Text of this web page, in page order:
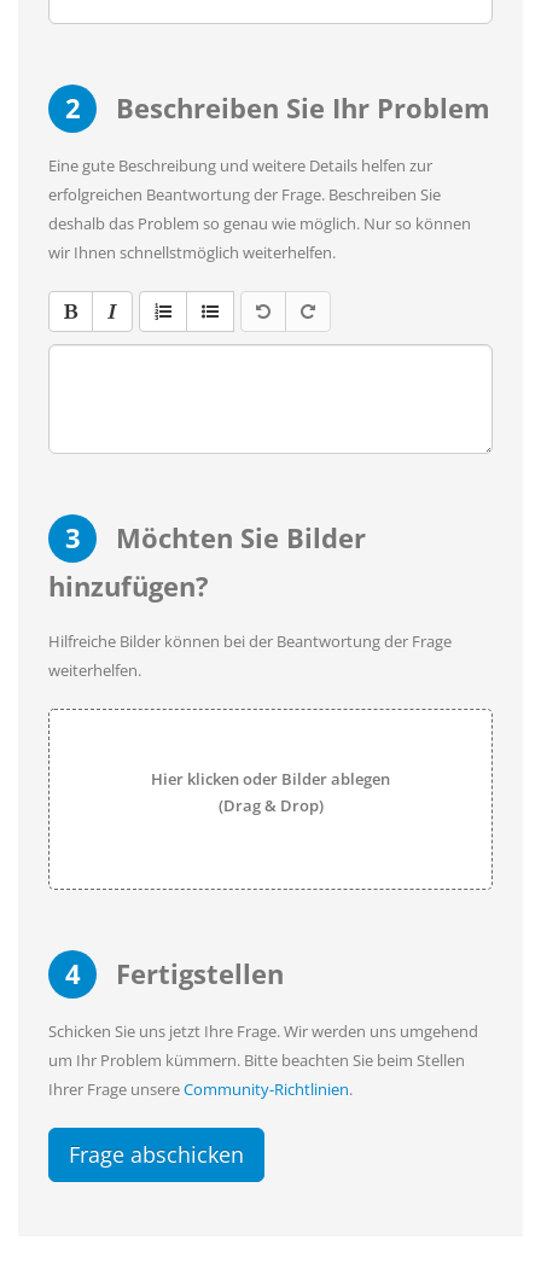
2 Beschreiben Sie Ihr Problem
Eine gute Beschreibung und weitere Details helfen zur
erfolgreichen Beantwortung der Frage. Beschreiben Sie
deshalb das Problem so genau wie möglich. Nur so können
wir Ihnen schnellstmöglich weiterhelfen.
3
Möchten Sie Bilder
hinzufügen?
Hilfreiche Bilder können bei der Beantwortung der Frage
weiterhelfen.
Hier klicken oder Bilder ablegen
(Drag & Drop)
4 Fertigstellen
Schicken Sie uns jetzt Ihre Frage. Wir werden uns umgehend
um Ihr Problem kümmern. Bitte beachten Sie beim Stellen
Ihrer Frage unsereCommunity-Richtlinien.
Frage abschicken